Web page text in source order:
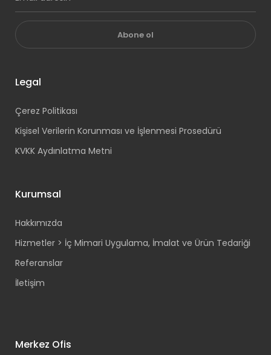
Abone ol
Legal
Çerez Politikası
Kişisel Verilerin Korunması ve İşlenmesi Prosedürü
KVKK Aydınlatma Metni
Kurumsal
Hakkımızda
Hizmetler > İç Mimari Uygulama, İmalat ve Ürün Tedariği
Referanslar
İletişim
Merkez Ofis